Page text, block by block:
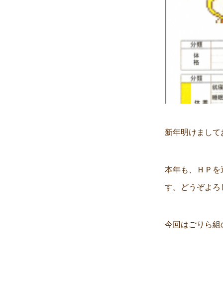
新年明けまして
本年も、ＨＰを
す。どうぞよろ
今回はごりら組